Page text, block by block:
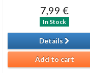
7,99 €
In Stock
Details
Add to cart